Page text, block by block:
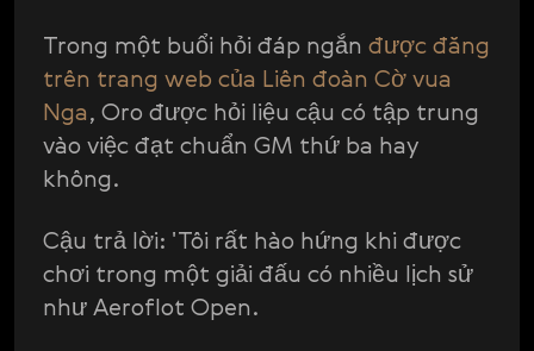
Trong một buổi hỏi đáp ngắn được đăng
trên trang web của Liên đoàn Cờ vua
Nga, Oro được hỏi liệu cậu có tập trung
vào việc đạt chuẩn GM thứ ba hay
không.
Cậu trả lời: 'Tôi rất hào hứng khi được
chơi trong một giải đấu có nhiều lịch sử
như Aeroflot Open.